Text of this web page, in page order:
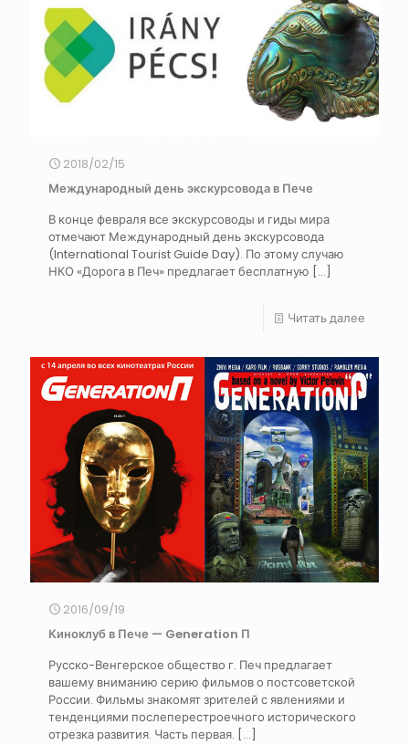
2018/02/15
Международный день экскурсовода в Пече
В конце февраля все экскурсоводы и гиды мира
отмечают Международный день экскурсовода
(International Tourist Guide Day). По этому случаю
НКО «Дорога в Печ» предлагает бесплатную […]
Читать далее
2016/09/19
Киноклуб в Пече — Generation П
Русско-Венгерское общество г. Печ предлагает
вашему вниманию серию фильмов о постсоветской
России. Фильмы знакомят зрителей с явлениями и
тенденциями послеперестроечного исторического
отрезка развития. Часть первая. […]